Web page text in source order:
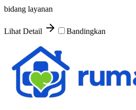
bidang layanan
Lihat Detail Bandingkan